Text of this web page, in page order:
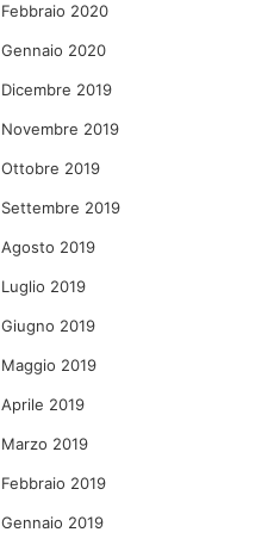
Febbraio 2020
Gennaio 2020
Dicembre 2019
Novembre 2019
Ottobre 2019
Settembre 2019
Agosto 2019
Luglio 2019
Giugno 2019
Maggio 2019
Aprile 2019
Marzo 2019
Febbraio 2019
Gennaio 2019